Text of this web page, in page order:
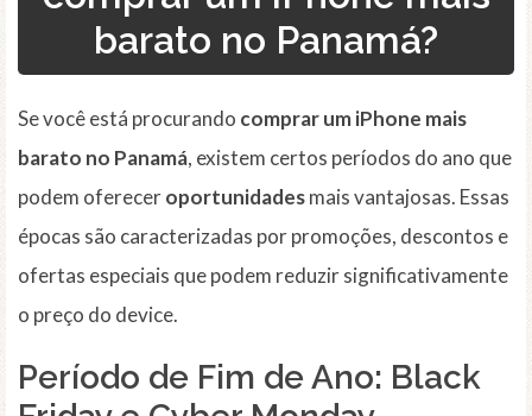
barato no Panamá?
Se você está procurando comprar um iPhone mais
barato no Panamá, existem certos períodos do ano que
podem ofereceroportunidadesmais vantajosas. Essas
épocas são caracterizadas por promoções, descontos e
ofertas especiais que podem reduzir significativamente
o preço do device.
Período de Fim de Ano: Black